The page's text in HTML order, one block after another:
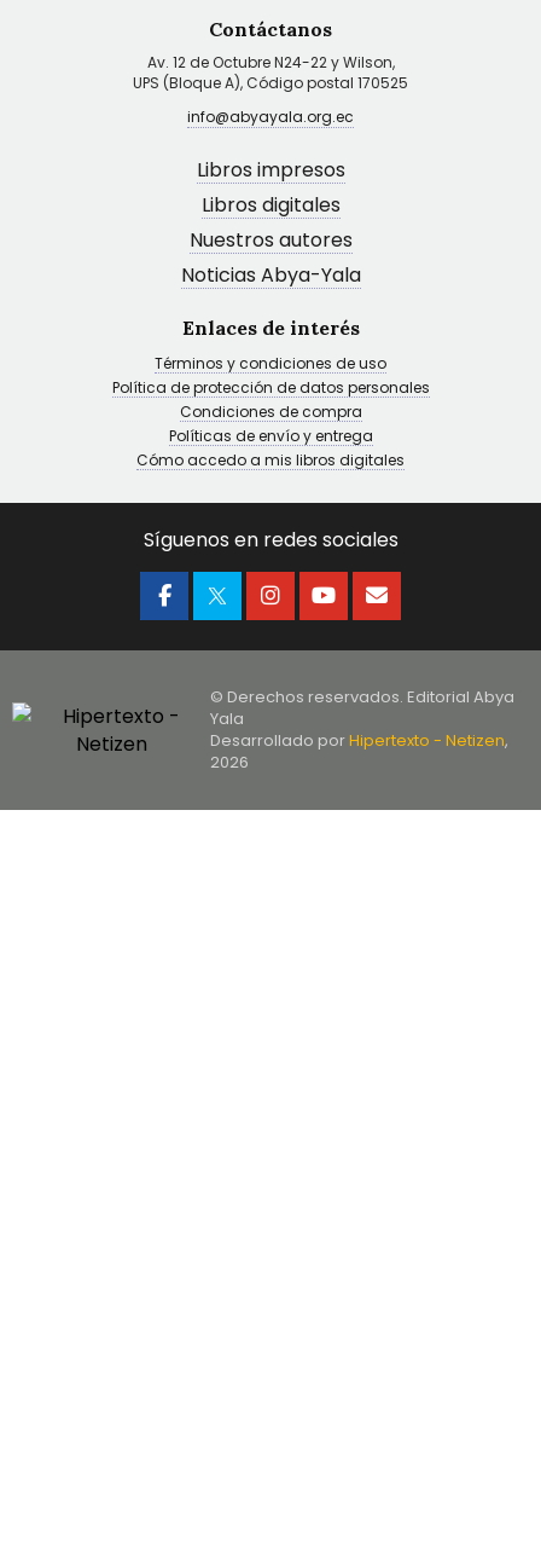
Contáctanos
Av. 12 de Octubre N24-22 y Wilson,
UPS (Bloque A), Código postal 170525
info@abyayala.org.ec
Libros impresos
Libros digitales
Nuestros autores
Noticias Abya-Yala
Enlaces de interés
Términos y condiciones de uso
Política de protección de datos personales
Condiciones de compra
Políticas de envío y entrega
Cómo accedo a mis libros digitales
Síguenos en redes sociales
© Derechos reservados. Editorial Abya
Yala
Desarrollado porHipertexto - Netizen,
2026